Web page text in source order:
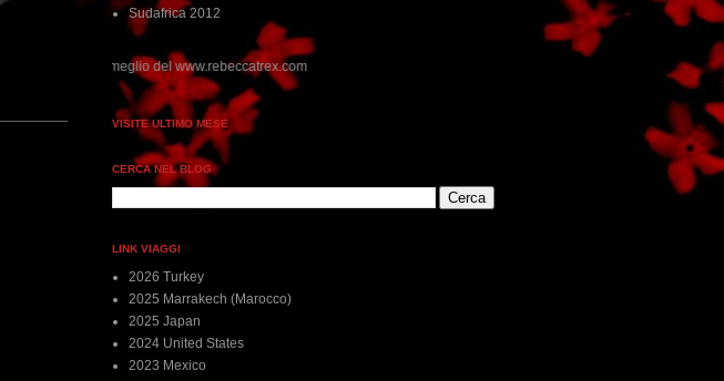
Sudafrica 2012
www.rebeccatrex.com
VISITE ULTIMO MESE
CERCA NEL BLOG
LINK VIAGGI
2026 Turkey
2025 Marrakech (Marocco)
2025 Japan
2024 United States
2023 Mexico